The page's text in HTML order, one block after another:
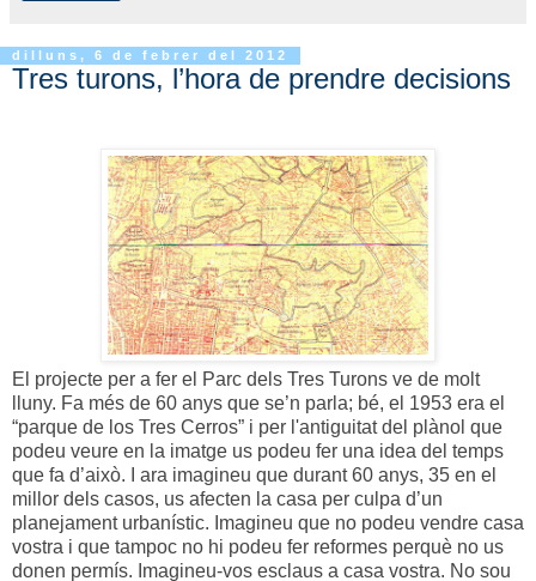
dilluns, 6 de febrer del 2012
Tres turons, l’hora de prendre decisions
El projecte per a fer el Parc dels Tres Turons ve de molt
lluny. Fa més de 60 anys que se’n parla; bé, el 1953 era el
“parque de los Tres Cerros” i per l'antiguitat del plànol que
podeu veure en la imatge us podeu fer una idea del temps
que fa d’això. I ara imagineu que durant 60 anys, 35 en el
millor dels casos, us afecten la casa per culpa d’un
planejament urbanístic. Imagineu que no podeu vendre casa
vostra i que tampoc no hi podeu fer reformes perquè no us
donen permís. Imagineu-vos esclaus a casa vostra. No sou